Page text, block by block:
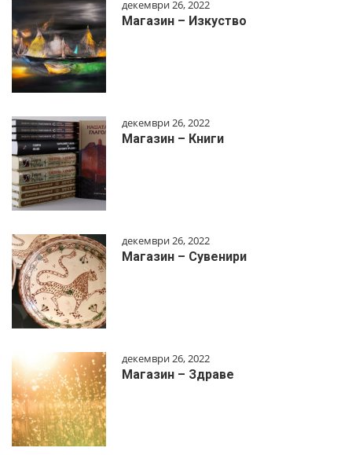
декември 26, 2022
Магазин – Изкуство
декември 26, 2022
Магазин – Книги
декември 26, 2022
Магазин – Сувенири
декември 26, 2022
Магазин – Здраве